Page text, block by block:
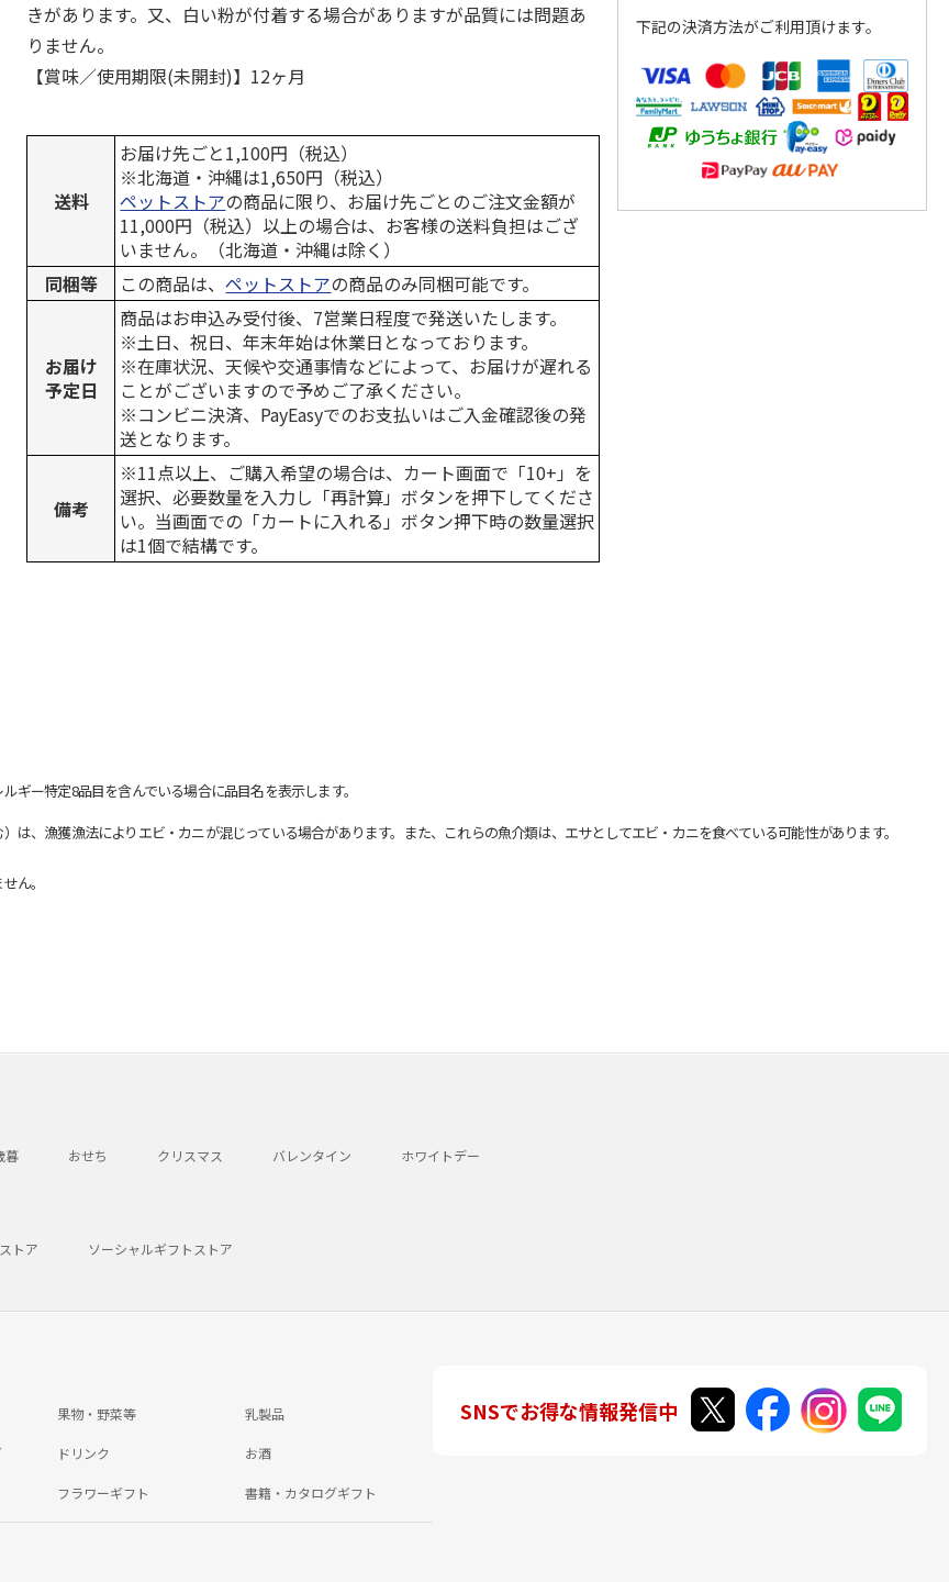
きがあります。又、白い粉が付着する場合がありますが品質には問題あ
りません。
【賞味／使用期限(未開封)】12ヶ月
送料
お届け先ごと1,100円（税込）
※北海道・沖縄は1,650円（税込）
ペットストアの商品に限り、お届け先ごとのご注文金額が
11,000円（税込）以上の場合は、お客様の送料負担はござ
いません。（北海道・沖縄は除く）
同梱等
この商品は、ペットストアの商品のみ同梱可能です。
お届け
予定日
商品はお申込み受付後、7営業日程度で発送いたします。
※土日、祝日、年末年始は休業日となっております。
※在庫状況、天候や交通事情などによって、お届けが遅れる
ことがございますので予めご了承ください。
※コンビニ決済、PayEasyでのお支払いはご入金確認後の発
送となります。
備考
※11点以上、ご購入希望の場合は、カート画面で「10+」を
選択、必要数量を入力し「再計算」ボタンを押下してくださ
い。当画面での「カートに入れる」ボタン押下時の数量選択
は1個で結構です。
下記の決済方法がご利用頂けます。
ー特定8品目を含んでいる場合に品目名を表示します。
、漁獲漁法によりエビ・カニが混じっている場合があります。また、これらの魚介類は、エサとしてエビ・カニを食べている可能性があります。
ん。
暮 おせち クリスマス バレンタイン ホワイトデー
トア ソーシャルギフトストア
果物・野菜等 乳製品
ドリンク お酒
フラワーギフト 書籍・カタログギフト
SNSでお得な情報発信中